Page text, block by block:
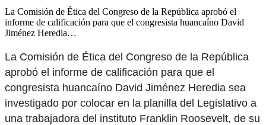
La Comisión de Ética del Congreso de la República aprobó el
informe de calificación para que el congresista huancaíno David
Jiménez Heredia…
La Comisión de Ética del Congreso de la República
aprobó el informe de calificación para que el
congresista huancaíno David Jiménez Heredia sea
investigado por colocar en la planilla del Legislativo a
una trabajadora del instituto Franklin Roosevelt, de su